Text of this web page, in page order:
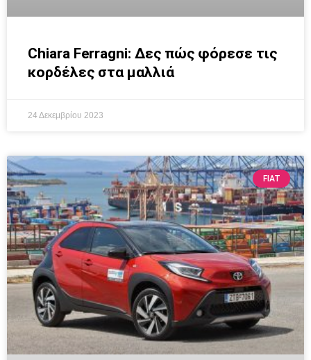
Chiara Ferragni: Δες πώς φόρεσε τις
κορδέλες στα μαλλιά
24 Δεκεμβρίου 2023
FIAT